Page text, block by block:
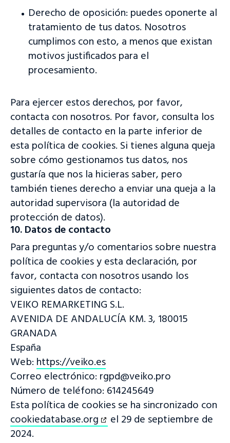
Derecho de oposición: puedes oponerte al
tratamiento de tus datos. Nosotros
cumplimos con esto, a menos que existan
motivos justificados para el
procesamiento.
Para ejercer estos derechos, por favor,
contacta con nosotros. Por favor, consulta los
detalles de contacto en la parte inferior de
esta política de cookies. Si tienes alguna queja
sobre cómo gestionamos tus datos, nos
gustaría que nos la hicieras saber, pero
también tienes derecho a enviar una queja a la
autoridad supervisora (la autoridad de
protección de datos).
10. Datos de contacto
Para preguntas y/o comentarios sobre nuestra
política de cookies y esta declaración, por
favor, contacta con nosotros usando los
siguientes datos de contacto:
VEIKO REMARKETING S.L.
AVENIDA DE ANDALUCÍA KM. 3, 180015
GRANADA
España
Web: https://veiko.es
Correo electrónico: rgpd@veiko.pro
Número de teléfono: 614245649
Esta política de cookies se ha sincronizado con
cookiedatabase.org
el 29 de septiembre de
2024.